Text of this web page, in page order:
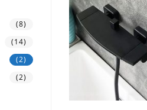
(8)
(14)
(2)
(2)